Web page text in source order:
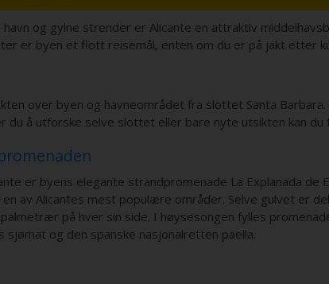
og gylne strender er Alicante en attraktiv
er byen et flott reisemål, enten om du er på jakt etter
over byen og havneområdet fra slottet Santa
du å utforske selve slottet eller bare nyte utsikten kan
er byens elegante strandpromenade La Explanada de
en av Alicantes mest populære områder. Selve gulvet er
på hver sin side. I høysesongen fylles
sjømat og den spanske nasjonalretten paella.